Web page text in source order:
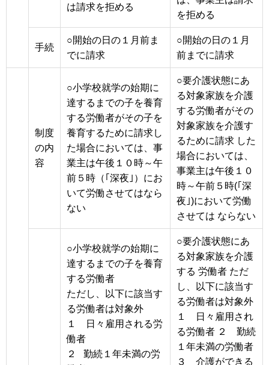
は請求を拒める
を拒める
手続
○開始の日の１月前ま
でに請求
○開始の日の１月
前までに請求
制度
の内
容
○小学校就学の始期に
達するまでの子を養育
する労働者がその子を
養育するために請求し
た場合においては、事
業主は午後１０時～午
前５時（｢深夜｣）にお
いて労働させてはなら
ない
○要介護状態にあ
る対象家族を介護
する労働者がその
対象家族を介護す
るために請求 した
場合においては、
事業主は午後１０
時～午前５時(｢深
夜｣)において労働
させては ならない
○小学校就学の始期に
達するまでの子を養育
する労働者
ただし、以下に該当す
る労働者は対象外
１ 日々雇用される労
働者
２ 勤続１年未満の労
○要介護状態にあ
る対象家族を介護
する 労働者 ただ
し、以下に該当す
る労働者は対象外
１ 日々雇用され
る労働者 ２ 勤続
１年未満の労働者
３ 介護ができる